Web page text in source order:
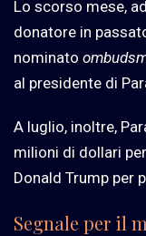
Lo scorso mese,
donatore in
nominato
al presidente di
A luglio, inoltre,
milioni di dollari
Donald Trump per
Segnale per il